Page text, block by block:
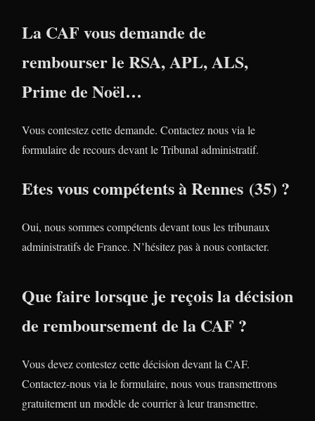
La CAF vous demande de
rembourser le RSA, APL, ALS,
Prime de Noël…
Vous contestez cette demande. Contactez nous via le
formulaire de recours devant le Tribunal administratif.
Etes vous compétents à Rennes (35) ?
Oui, nous sommes compétents devant tous les tribunaux
administratifs de France. N’hésitez pas à nous contacter.
Que faire lorsque je reçois la décision
de remboursement de la CAF ?
Vous devez contestez cette décision devant la CAF.
Contactez-nous via le formulaire, nous vous transmettrons
gratuitement un modèle de courrier à leur transmettre.